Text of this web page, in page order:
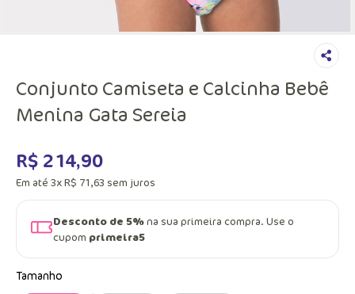
Conjunto Camiseta e Calcinha Bebê
Menina Gata Sereia
R$ 214,90
Em até 3xR$ 71,63 sem juros
Desconto de 5%na sua primeira compra. Use o
cupom primeira5
Tamanho